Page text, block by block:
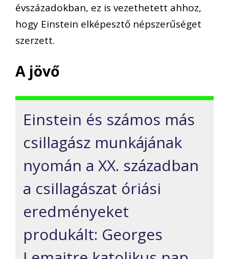
évszázadokban, ez is vezethetett ahhoz,
hogy Einstein elképesztő népszerűséget
szerzett.
A jövő
Einstein és számos más
csillagász munkájának
nyomán a XX. században
a csillagászat óriási
eredményeket
produkált: Georges